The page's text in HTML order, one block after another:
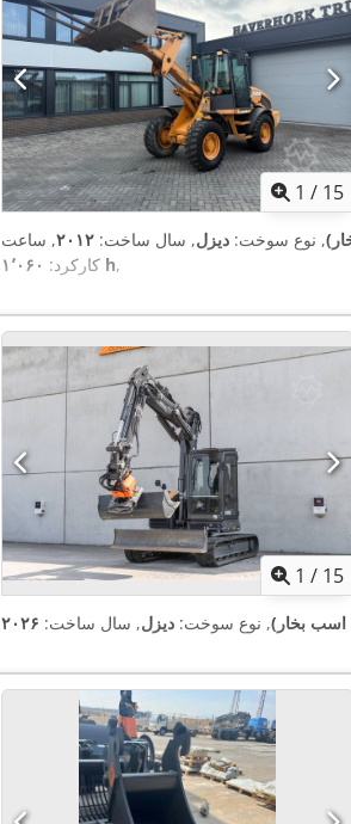
1 / 15
, نوع سوخت: دیزل, سال ساخت: ۲۰۱۲, ساعت
کارکرد: ۱٬۰۶۰ h,
1 / 15
, نوع سوخت: دیزل, سال ساخت: ۲۰۲۶